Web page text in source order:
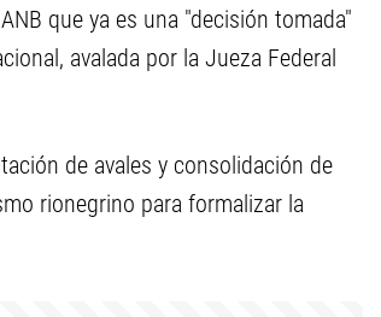
que ya es una "decisión tomada"
avalada por la Jueza Federal
de avales y consolidación de
rionegrino para formalizar la